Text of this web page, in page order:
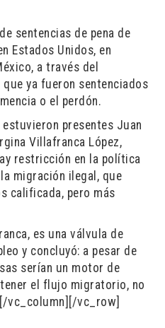
sentencias de pena de
Estados Unidos, en
a través del
ya fueron sentenciados
o el perdón.
presentes Juan
Villafranca López,
restricción en la política
migración ilegal, que
calificada, pero más
es una válvula de
y concluyó: a pesar de
serían un motor de
el flujo migratorio, no
vc_row]